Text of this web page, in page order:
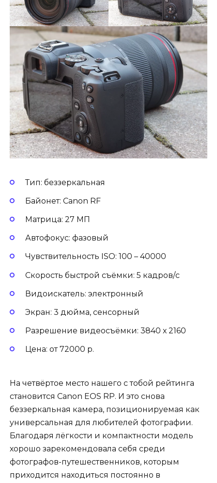
Тип: беззеркальная
Байонет: Canon RF
Матрица: 27 МП
Автофокус: фазовый
Чувствительность ISO: 100 – 40000
Скорость быстрой съёмки: 5 кадров/с
Видоискатель: электронный
Экран: 3 дюйма, сенсорный
Разрешение видеосъёмки: 3840 х 2160
Цена: от 72000 р.
На четвёртое место нашего с тобой рейтинга
становится Canon EOS RP. И это снова
беззеркальная камера, позиционируемая как
универсальная для любителей фотографии.
Благодаря лёгкости и компактности модель
хорошо зарекомендовала себя среди
фотографов-путешественников, которым
приходится находиться постоянно в